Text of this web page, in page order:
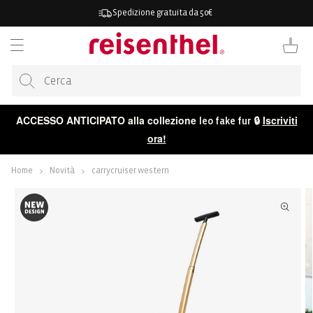
Spedizione gratuita da 50€
Carrello
ACCESSO ANTICIPATO alla collezione leo fake fur🔒 Iscriviti
ora!
Home Novità carrycruiser western